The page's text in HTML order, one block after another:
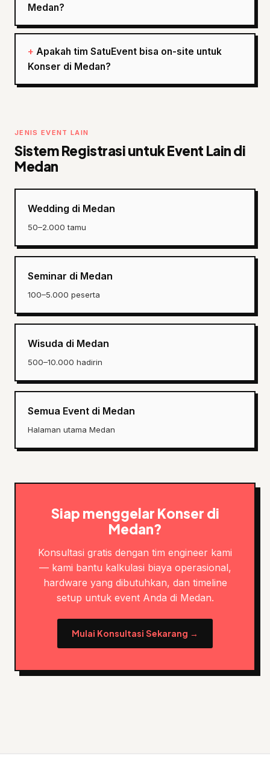
Medan?
Apakah tim SatuEvent bisa on-site untuk
Konser di Medan?
JENIS EVENT LAIN
Sistem Registrasi untuk Event Lain di
Medan
Wedding di Medan
50–2.000 tamu
Seminar di Medan
100–5.000 peserta
Wisuda di Medan
500–10.000 hadirin
Semua Event di Medan
Halaman utama Medan
Siap menggelar Konser di
Medan?
Konsultasi gratis dengan tim engineer kami
— kami bantu kalkulasi biaya operasional,
hardware yang dibutuhkan, dan timeline
setup untuk event Anda di Medan.
Mulai Konsultasi Sekarang →